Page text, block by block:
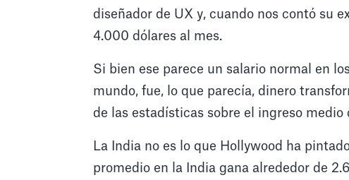
diseñador de UX y, cuando nos contó su
4.000 dólares al mes.
Si bien ese parece un salario normal en
mundo, fue, lo que parecía, dinero
de las estadísticas sobre el ingreso
La India no es lo que Hollywood ha
promedio en la India gana alrededor de